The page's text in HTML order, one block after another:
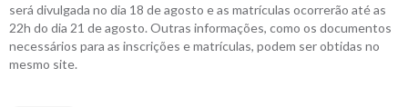
será divulgada no dia 18 de agosto e as matrículas ocorrerão até as
22h do dia 21 de agosto. Outras informações, como os documentos
necessários para as inscrições e matrículas, podem ser obtidas no
mesmo site.